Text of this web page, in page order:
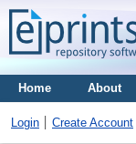
Home About
Login Create Account